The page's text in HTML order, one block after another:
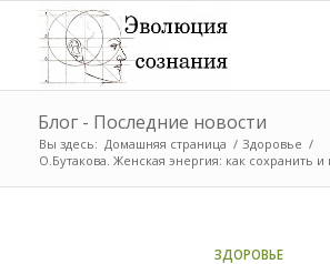
Блог - Последние новости
Вы здесь: Домашняя страница / Здоровье /
О.Бутакова. Женская энергия: как сохранить
ЗДОРОВЬЕ